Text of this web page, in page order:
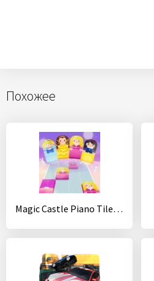
Похожее
Magic Castle Piano Tiles: Free Rhythm Music Games